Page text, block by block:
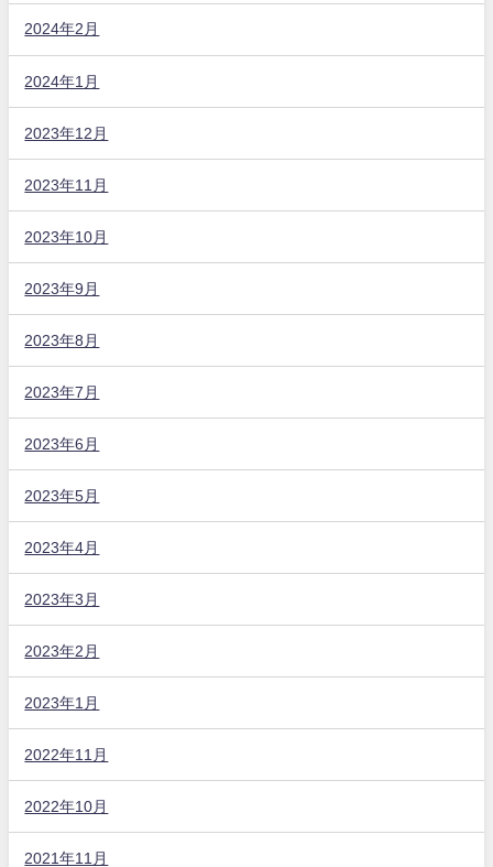
2024年2月
2024年1月
2023年12月
2023年11月
2023年10月
2023年9月
2023年8月
2023年7月
2023年6月
2023年5月
2023年4月
2023年3月
2023年2月
2023年1月
2022年11月
2022年10月
2021年11月